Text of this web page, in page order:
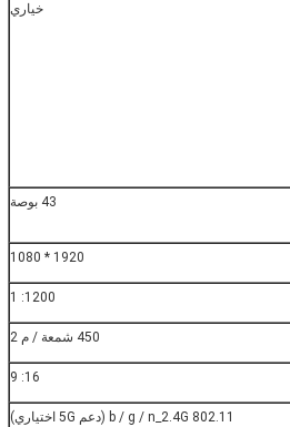
خياري
43 بوصة
1920 * 1080
1200: 1
450 شمعة / م 2
16: 9
802.11 b / g / n_2.4G (دعم 5G اختياري)